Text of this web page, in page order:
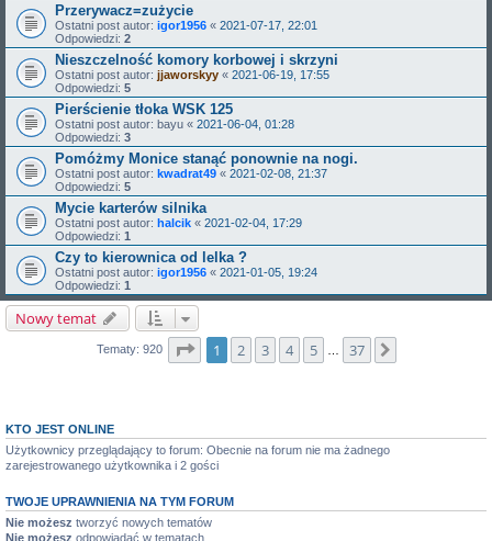
Przerywacz=zużycie
Ostatni post autor: igor1956 « 2021-07-17, 22:01
Odpowiedzi: 2
Nieszczelność komory korbowej i skrzyni
Ostatni post autor: jjaworskyy « 2021-06-19, 17:55
Odpowiedzi: 5
Pierścienie tłoka WSK 125
Ostatni post autor: bayu « 2021-06-04, 01:28
Odpowiedzi: 3
Pomóżmy Monice stanąć ponownie na nogi.
Ostatni post autor: kwadrat49 « 2021-02-08, 21:37
Odpowiedzi: 5
Mycie karterów silnika
Ostatni post autor: halcik « 2021-02-04, 17:29
Odpowiedzi: 1
Czy to kierownica od lelka ?
Ostatni post autor: igor1956 « 2021-01-05, 19:24
Odpowiedzi: 1
Nowy temat
Tematy: 920 Strona1 z37
1 2 3 4 5 37
KTO JEST ONLINE
Użytkownicy przeglądający to forum: Obecnie na forum nie ma żadnego
zarejestrowanego użytkownika i 2 gości
TWOJE UPRAWNIENIA NA TYM FORUM
Nie możesz tworzyć nowych tematów
Nie możesz odpowiadać w tematach